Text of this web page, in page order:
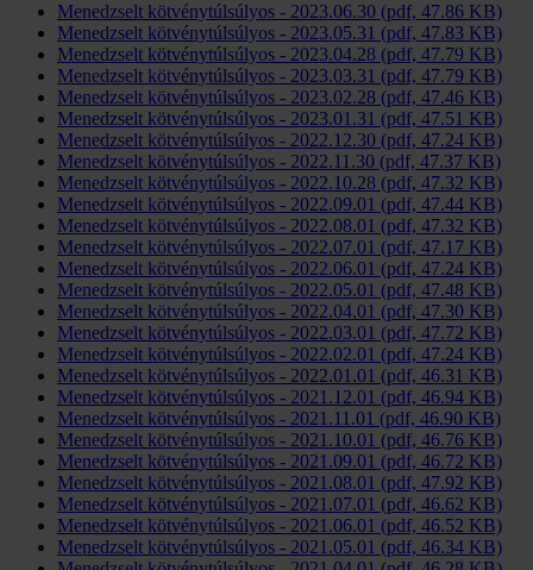
Menedzselt kötvénytúlsúlyos - 2023.06.30 (pdf, 47.86 KB)
Menedzselt kötvénytúlsúlyos - 2023.05.31 (pdf, 47.83 KB)
Menedzselt kötvénytúlsúlyos - 2023.04.28 (pdf, 47.79 KB)
Menedzselt kötvénytúlsúlyos - 2023.03.31 (pdf, 47.79 KB)
Menedzselt kötvénytúlsúlyos - 2023.02.28 (pdf, 47.46 KB)
Menedzselt kötvénytúlsúlyos - 2023.01.31 (pdf, 47.51 KB)
Menedzselt kötvénytúlsúlyos - 2022.12.30 (pdf, 47.24 KB)
Menedzselt kötvénytúlsúlyos - 2022.11.30 (pdf, 47.37 KB)
Menedzselt kötvénytúlsúlyos - 2022.10.28 (pdf, 47.32 KB)
Menedzselt kötvénytúlsúlyos - 2022.09.01 (pdf, 47.44 KB)
Menedzselt kötvénytúlsúlyos - 2022.08.01 (pdf, 47.32 KB)
Menedzselt kötvénytúlsúlyos - 2022.07.01 (pdf, 47.17 KB)
Menedzselt kötvénytúlsúlyos - 2022.06.01 (pdf, 47.24 KB)
Menedzselt kötvénytúlsúlyos - 2022.05.01 (pdf, 47.48 KB)
Menedzselt kötvénytúlsúlyos - 2022.04.01 (pdf, 47.30 KB)
Menedzselt kötvénytúlsúlyos - 2022.03.01 (pdf, 47.72 KB)
Menedzselt kötvénytúlsúlyos - 2022.02.01 (pdf, 47.24 KB)
Menedzselt kötvénytúlsúlyos - 2022.01.01 (pdf, 46.31 KB)
Menedzselt kötvénytúlsúlyos - 2021.12.01 (pdf, 46.94 KB)
Menedzselt kötvénytúlsúlyos - 2021.11.01 (pdf, 46.90 KB)
Menedzselt kötvénytúlsúlyos - 2021.10.01 (pdf, 46.76 KB)
Menedzselt kötvénytúlsúlyos - 2021.09.01 (pdf, 46.72 KB)
Menedzselt kötvénytúlsúlyos - 2021.08.01 (pdf, 47.92 KB)
Menedzselt kötvénytúlsúlyos - 2021.07.01 (pdf, 46.62 KB)
Menedzselt kötvénytúlsúlyos - 2021.06.01 (pdf, 46.52 KB)
Menedzselt kötvénytúlsúlyos - 2021.05.01 (pdf, 46.34 KB)